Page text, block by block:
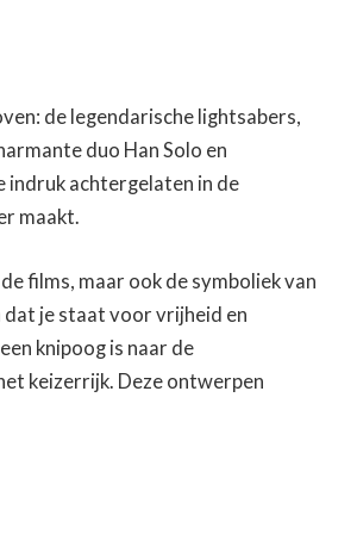
de legendarische lightsabers,
duo Han Solo en
indruk achtergelaten in de
maakt.
films, maar ook de symboliek van
dat je staat voor vrijheid en
knipoog is naar de
keizerrijk. Deze ontwerpen